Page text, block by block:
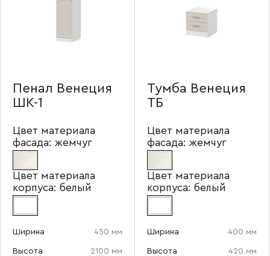
Пенал Венеция
ШК-1
Цвет материала
фасада: жемчуг
Цвет материала
корпуса: белый
Ширина 450 мм
Высота 2100 мм
Тумба Венеция
ТБ
Цвет материала
фасада: жемчуг
Цвет материала
корпуса: белый
Ширина 400 мм
Высота 420 мм